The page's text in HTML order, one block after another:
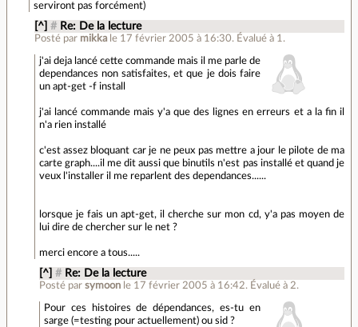
serviront pas forcément)
[^] # Re: De la lecture
Posté par mikka le 17 février 2005 à 16:30. Évalué à 1 .
j'ai deja lancé cette commande mais il me parle de
dependances non satisfaites, et que je dois faire
un apt-get -f install
j'ai lancé commande mais y'a que des lignes en erreurs et a la fin il
n'a rien installé
c'est assez bloquant car je ne peux pas mettre a jour le pilote de ma
carte graph....il me dit aussi que binutils n'est pas installé et quand je
veux l'installer il me reparlent des dependances......
lorsque je fais un apt-get, il cherche sur mon cd, y'a pas moyen de
lui dire de chercher sur le net ?
merci encore a tous.....
[^] # Re: De la lecture
Posté par symoon le 17 février 2005 à 16:42. Évalué à 2.
Pour ces histoires de dépendances, es-tu en
sarge (=testing pour actuellement) ou sid ?